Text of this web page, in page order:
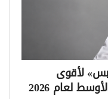
لأقوى
لعام 2026